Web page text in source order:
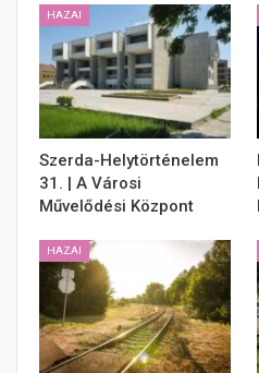
HAZAI
Szerda-Helytörténelem
31. | A Városi
Művelődési Központ
HAZAI